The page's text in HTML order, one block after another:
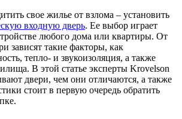
свое жилье от взлома – установить
входную дверь. Ее выбор играет
любого дома или квартиры. От
зависят такие факторы, как
тепло- и звукоизоляция, а также
В этой статье эксперты Krovelson
двери, чем они отличаются, а также
стоит в первую очередь обратить